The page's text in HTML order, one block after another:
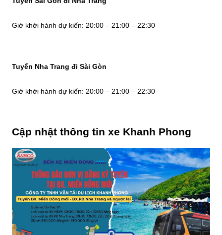
Giờ khởi hành dự kiến: 20:00 – 21:00 – 22:30
Tuyến Nha Trang đi Sài Gòn
Giờ khởi hành dự kiến: 20:00 – 21:00 – 22:30
Cập nhật thông tin xe Khanh Phong